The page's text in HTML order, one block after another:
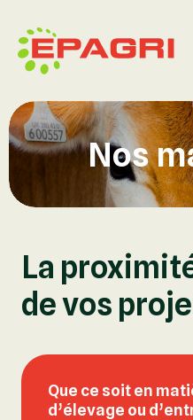
Nos
La
de vos
Que ce soit en
d’élevage ou